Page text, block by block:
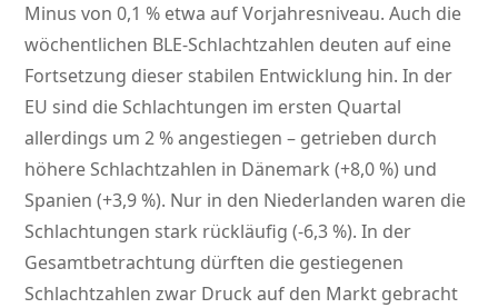
Minus von 0,1 % etwa auf Vorjahresniveau. Auch die
wöchentlichen BLE-Schlachtzahlen deuten auf eine
Fortsetzung dieser stabilen Entwicklung hin. In der
EU sind die Schlachtungen im ersten Quartal
allerdings um 2 % angestiegen – getrieben durch
höhere Schlachtzahlen in Dänemark (+8,0 %) und
Spanien (+3,9 %). Nur in den Niederlanden waren die
Schlachtungen stark rückläufig (-6,3 %). In der
Gesamtbetrachtung dürften die gestiegenen
Schlachtzahlen zwar Druck auf den Markt gebracht